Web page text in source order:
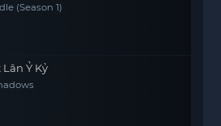
(Season 1)
Ỷ Kỷ